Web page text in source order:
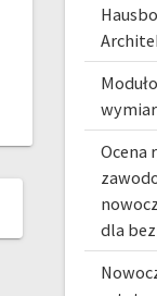
Ocena
dla